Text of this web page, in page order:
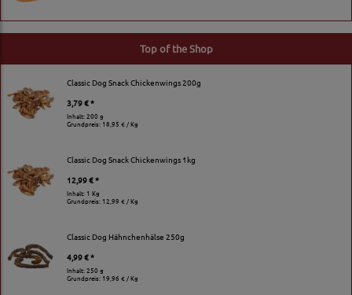
Top of the Shop
Classic Dog Snack Chickenwings 200g
3,79 € *
Inhalt: 200 g
Grundpreis: 18,95 € / Kg
Classic Dog Snack Chickenwings 1kg
12,99 € *
Inhalt: 1 Kg
Grundpreis: 12,99 € / Kg
Classic Dog Hähnchenhälse 250g
4,99 € *
Inhalt: 250 g
Grundpreis: 19,96 € / Kg